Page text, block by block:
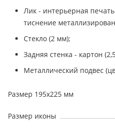
Лик - интерьерная
тиснение
Стекло (2 мм);
Задняя стенка - картон
Металлический подвес
Размер 195х225 мм
Размер иконы